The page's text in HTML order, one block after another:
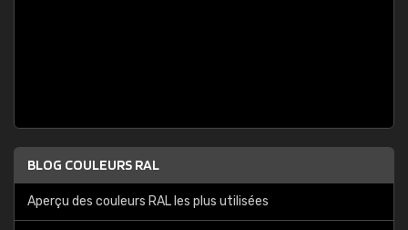
BLOG COULEURS RAL
Aperçu des couleurs RAL les plus utilisées